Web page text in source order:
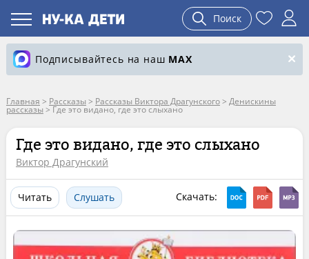
Поиск
Подписывайтесь на наш MAX
Главная > Рассказы > Рассказы Виктора Драгунского> Денискины
рассказы >Где это видано, где это слыхано
Где это видано, где это слыхано
Виктор Драгунский
Читать Слушать Скачать: